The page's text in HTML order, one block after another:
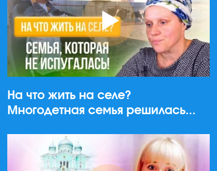
На что жить на селе?
Многодетная семья решилась...